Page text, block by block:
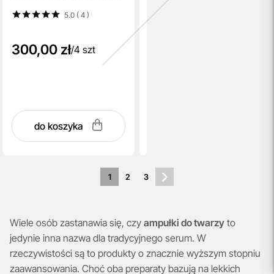
5.0 ( 4)
300,00 zł/4 szt
do koszyka
1 2 3
Wiele osób zastanawia się, czy ampułki do twarzy to
jedynie inna nazwa dla tradycyjnego serum. W
rzeczywistości są to produkty o znacznie wyższym stopniu
zaawansowania. Choć oba preparaty bazują na lekkich